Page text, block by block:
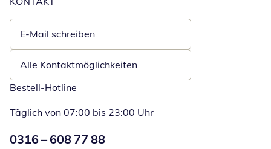
E-Mail schreiben
Öffnet E-Mail-Client
Alle Kontaktmöglichkeiten
Bestell-Hotline
Täglich von 07:00 bis 23:00 Uhr
Numéro de téléphone:
0316 – 608 77 88